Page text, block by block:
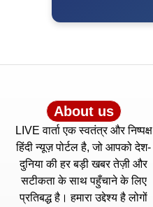
About us
LIVE वार्ता एक स्वतंत्र और निष्पक्ष
हिंदी न्यूज़ पोर्टल है, जो आपको देश-
दुनिया की हर बड़ी खबर तेज़ी और
सटीकता के साथ पहुँचाने के लिए
प्रतिबद्ध है। हमारा उद्देश्य है लोगों